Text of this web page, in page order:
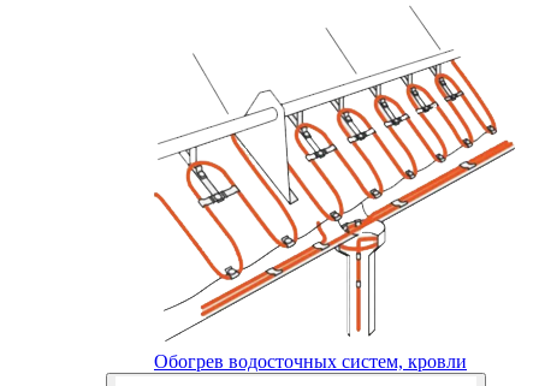
Обогрев водосточных систем, кровли